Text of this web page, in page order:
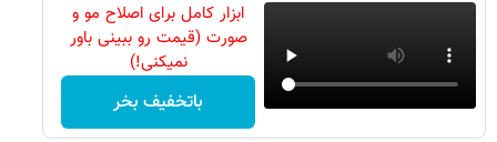
ابزار کامل برای اصلاح مو و
صورت (قیمت رو ببینی باور
نمیکنی!)
باتخفیف بخر